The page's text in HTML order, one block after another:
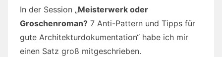
In der Session „Meisterwerk oder
Groschenroman? 7 Anti-Pattern und Tipps für
gute Architekturdokumentation“ habe ich mir
einen Satz groß mitgeschrieben.